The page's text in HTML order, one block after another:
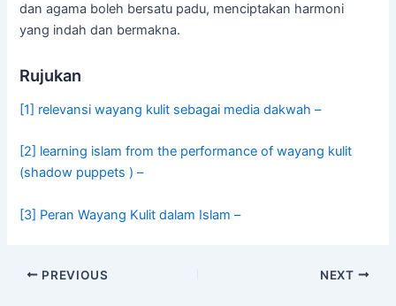
dan agama boleh bersatu padu, menciptakan harmoni
yang indah dan bermakna.
Rujukan
[1] relevansi wayang kulit sebagai media dakwah –
[2] learning islam from the performance of wayang kulit
(shadow puppets ) –
[3] Peran Wayang Kulit dalam Islam –
PREVIOUS NEXT